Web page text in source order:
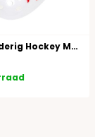
Jason Bloederig Hockey Masker